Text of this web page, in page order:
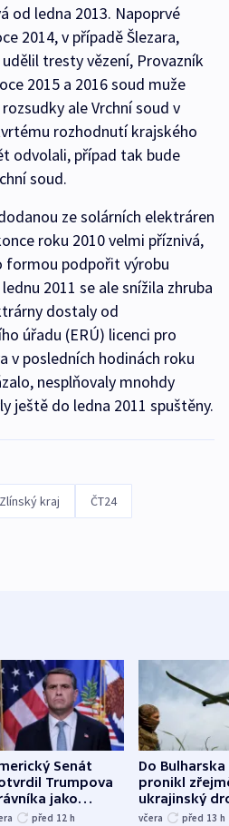
od ledna 2013. Napoprvé
2014, v případě Šlezara,
tresty vězení, Provazník
2015 a 2016 soud muže
ale Vrchní soud v
rozhodnutí krajského
odvolali, případ tak bude
soud.
ze solárních elektráren
roku 2010 velmi příznivá,
podpořit výrobu
2011 se ale snížila zhruba
dostaly od
úřadu (ERÚ) licenci pro
v posledních hodinách roku
nesplňovaly mnohdy
ještě do ledna 2011 spuštěny.
Zlínský kraj ČT24
Senát
Trumpova
jako
před 12 h
Do Bulharska
pronikl
ukrajinský
explodoval
včera před 13 h